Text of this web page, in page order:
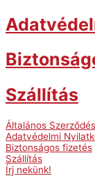
Szállítás
Általános
Adatvédelmi
Biztonságos fizetés
Szállítás
Írj nekünk!